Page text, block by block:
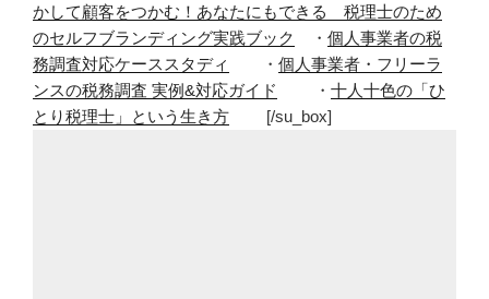
かして顧客をつかむ！あなたにもできる 税理士のため
のセルフブランディング実践ブック
・ 個人事業者の税
務調査対応ケーススタディ
・ 個人事業者・フリーラ
ンスの税務調査 実例&対応ガイド
・ 十人十色の「ひ
とり税理士」という生き方 [/su_box]